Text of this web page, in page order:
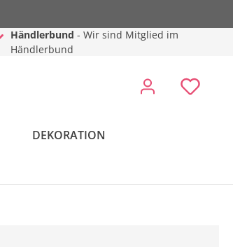
Händlerbund - Wir sind Mitglied im
Händlerbund
DEKORATION